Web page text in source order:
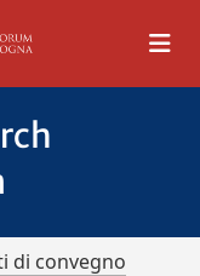
di convegno